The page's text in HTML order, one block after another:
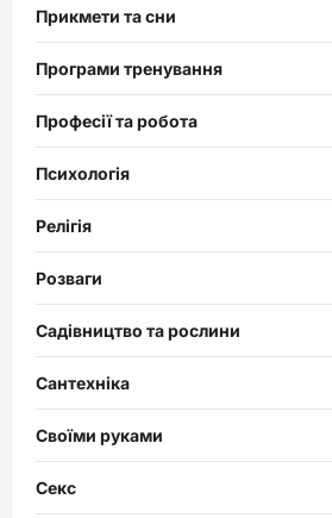
Прикмети та сни
Програми тренування
Професії та робота
Психологія
Релігія
Розваги
Садівництво та рослини
Сантехніка
Своїми руками
Секс